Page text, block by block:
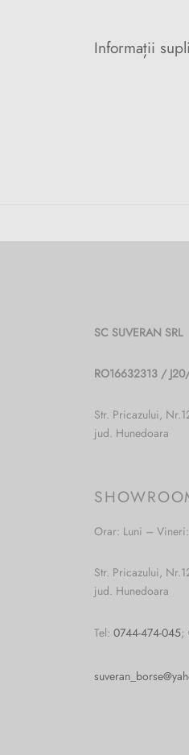
Informații
SC SUVERAN SRL
RO16632313 /
Str. Pricazului,
jud. Hunedoara
Orar: Luni – Vineri:
Str. Pricazului,
jud. Hunedoara
Tel: 0744-474-045;